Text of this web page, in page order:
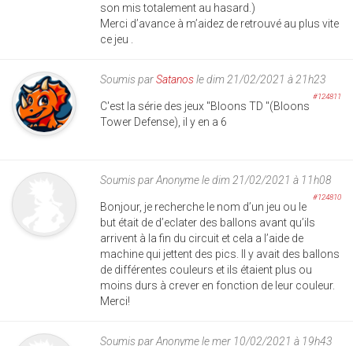
son mis totalement au hasard.)
Merci d’avance à m’aidez de retrouvé au plus vite
ce jeu .
Soumis parSatanosle dim 21/02/2021 à 21h23
#124811
C'est la série des jeux "Bloons TD "(Bloons
Tower Defense), il y en a 6
Soumis parAnonymele dim 21/02/2021 à 11h08
#124810
Bonjour, je recherche le nom d’un jeu ou le
but était de d’eclater des ballons avant qu’ils
arrivent à la fin du circuit et cela a l’aide de
machine qui jettent des pics. Il y avait des ballons
de différentes couleurs et ils étaient plus ou
moins durs à crever en fonction de leur couleur.
Merci!
Soumis parAnonymele mer 10/02/2021 à 19h43